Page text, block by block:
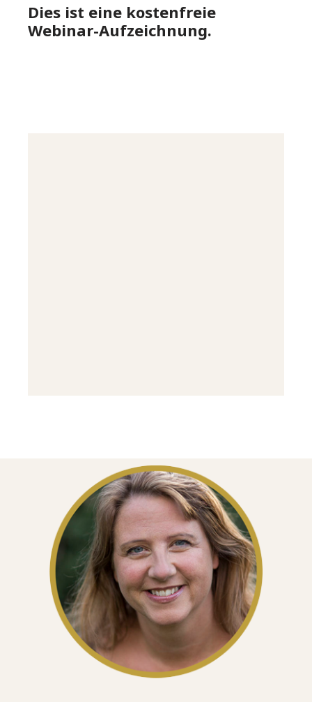
Dies ist eine kostenfreie
Webinar-Aufzeichnung.